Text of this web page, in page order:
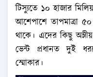
টিস্যুতে ১০ হাজার
আশেপাশে তাপমাত্রা ৫০
থাকে। এদের কিছু
ভেন্ট প্রধানত দুই
স্মোকার।